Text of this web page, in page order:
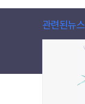
관련된뉴스